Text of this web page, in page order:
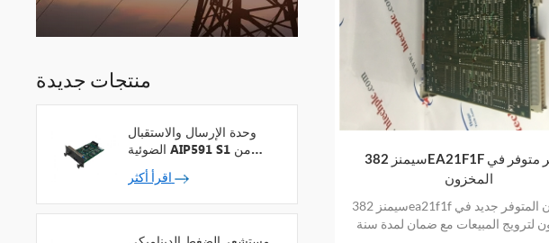
سيمنز 382EA21F1F عنصر متوفر في
المخزون
سيمنز 382ea21f1f المخزون المتوفر جديد في
لترويج المبيعات مع ضمان لمدة سنة
منتجات جديدة
وحدة الإرسال والاستقبال
الضوئية AIP591 S1 من
شركة يوكوجاوا لمكرر شبكة
V